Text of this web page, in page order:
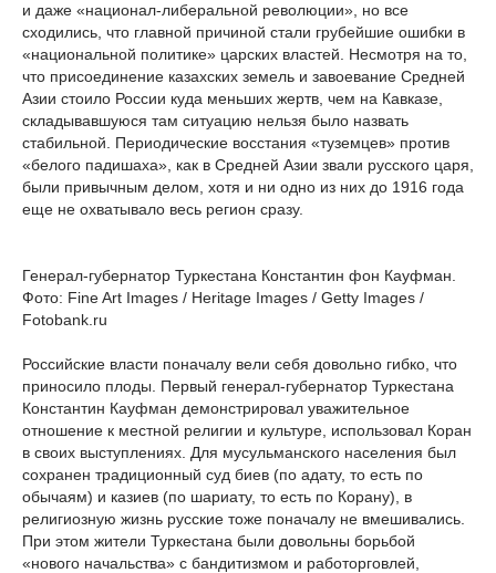
и даже «национал-либеральной революции», но все
сходились, что главной причиной стали грубейшие ошибки в
«национальной политике» царских властей. Несмотря на то,
что присоединение казахских земель и завоевание Средней
Азии стоило России куда меньших жертв, чем на Кавказе,
складывавшуюся там ситуацию нельзя было назвать
стабильной. Периодические восстания «туземцев» против
«белого падишаха», как в Средней Азии звали русского царя,
были привычным делом, хотя и ни одно из них до 1916 года
еще не охватывало весь регион сразу.
Генерал-губернатор Туркестана Константин фон Кауфман.
Фото: Fine Art Images / Heritage Images / Getty Images /
Fotobank.ru
Российские власти поначалу вели себя довольно гибко, что
приносило плоды. Первый генерал-губернатор Туркестана
Константин Кауфман демонстрировал уважительное
отношение к местной религии и культуре, использовал Коран
в своих выступлениях. Для мусульманского населения был
сохранен традиционный суд биев (по адату, то есть по
обычаям) и казиев (по шариату, то есть по Корану), в
религиозную жизнь русские тоже поначалу не вмешивались.
При этом жители Туркестана были довольны борьбой
«нового начальства» с бандитизмом и работорговлей,